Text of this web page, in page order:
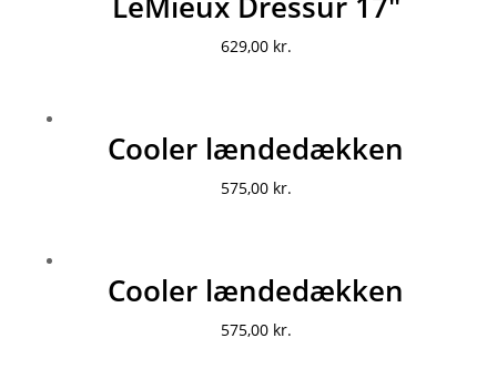
629,00 kr.
Cooler lændedækken
575,00 kr.
Cooler lændedækken
575,00 kr.